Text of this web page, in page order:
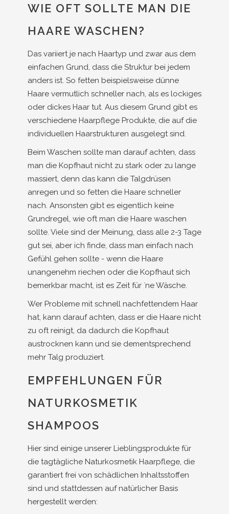
WIE OFT SOLLTE MAN DIE
HAARE WASCHEN?
Das variiert je nach Haartyp und zwar aus dem
einfachen Grund, dass die Struktur bei jedem
anders ist. So fetten beispielsweise dünne
Haare vermutlich schneller nach, als es lockiges
oder dickes Haar tut. Aus diesem Grund gibt es
verschiedene Haarpflege Produkte, die auf die
individuellen Haarstrukturen ausgelegt sind.
Beim Waschen sollte man darauf achten, dass
man die Kopfhaut nicht zu stark oder zu lange
massiert, denn das kann die Talgdrüsen
anregen und so fetten die Haare schneller
nach. Ansonsten gibt es eigentlich keine
Grundregel, wie oft man die Haare waschen
sollte. Viele sind der Meinung, dass alle 2-3 Tage
gut sei, aber ich finde, dass man einfach nach
Gefühl gehen sollte - wenn die Haare
unangenehm riechen oder die Kopfhaut sich
bemerkbar macht, ist es Zeit für `ne Wäsche.
Wer Probleme mit schnell nachfettendem Haar
hat, kann darauf achten, dass er die Haare nicht
zu oft reinigt, da dadurch die Kopfhaut
austrocknen kann und sie dementsprechend
mehr Talg produziert.
EMPFEHLUNGEN FÜR
NATURKOSMETIK
SHAMPOOS
Hier sind einige unserer Lieblingsprodukte für
die tagtägliche Naturkosmetik Haarpflege, die
garantiert frei von schädlichen Inhaltsstoffen
sind und stattdessen auf natürlicher Basis
hergestellt werden: